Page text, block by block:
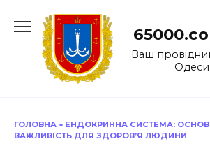
до
Ваш
Одеси
ГОЛОВНА » ЕНДОКРИННА СИСТЕМА:
ВАЖЛИВІСТЬ ДЛЯ ЗДОРОВ’Я ЛЮДИНИ